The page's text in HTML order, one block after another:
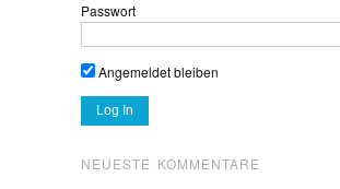
Passwort
Angemeldet bleiben
NEUESTE KOMMENTARE